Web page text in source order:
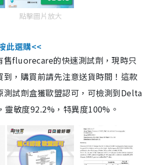
點擊圖片放大
此選購<<
售fluorecare的快速測試劑，現時只
，購買前請先注意送貨時間！這款
測試劑盒獲歐盟認可，可檢測到Delta
敏度92.2%，特異度100%。